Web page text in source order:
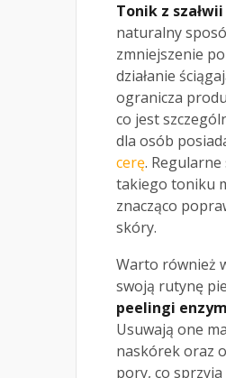
Tonik z szałwii
naturalny
zmniejszenie
działanie
ogranicza
co jest
dla osób
cerę.
takiego toniku
znacząco
skóry.
Warto również
swoją rutynę
peelingi
Usuwają one
naskórek oraz
pory, co sprzyja